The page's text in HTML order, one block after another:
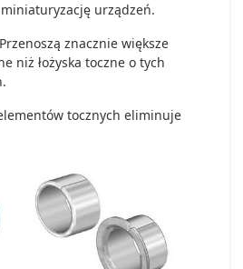
urządzeń.
Przenoszą znacznie większe
niż łożyska toczne o tych
tocznych eliminuje